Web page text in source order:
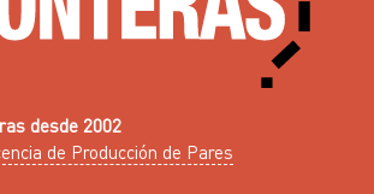
desde 2002
de Producción de Pares